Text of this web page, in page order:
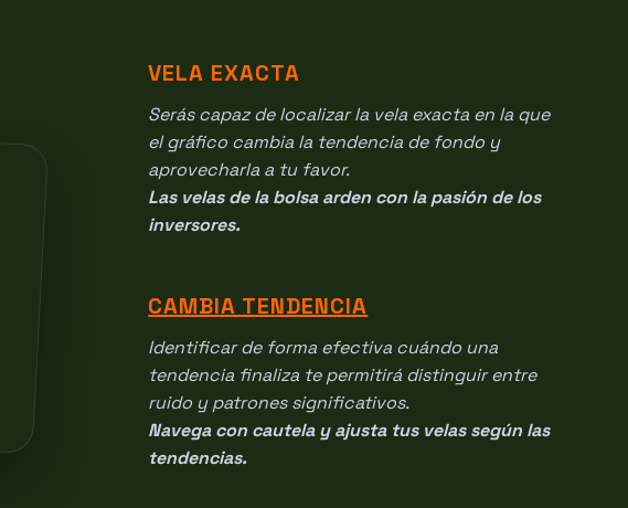
VELA EXACTA
Serás capaz de localizar la vela exacta en la que
el gráfico cambia la tendencia de fondo y
aprovecharla a tu favor.
Las velas de la bolsa arden con la pasión de los
inversores.
CAMBIA TENDENCIA
Identificar de forma efectiva cuándo una
tendencia finaliza te permitirá distinguir entre
ruido y patrones significativos.
Navega con cautela y ajusta tus velas según las
tendencias.